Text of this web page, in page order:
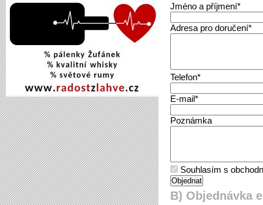
Jméno a příjmení*
Adresa pro doručení*
Telefon*
E-mail*
Poznámka
Souhlasím s
B) Objednávka